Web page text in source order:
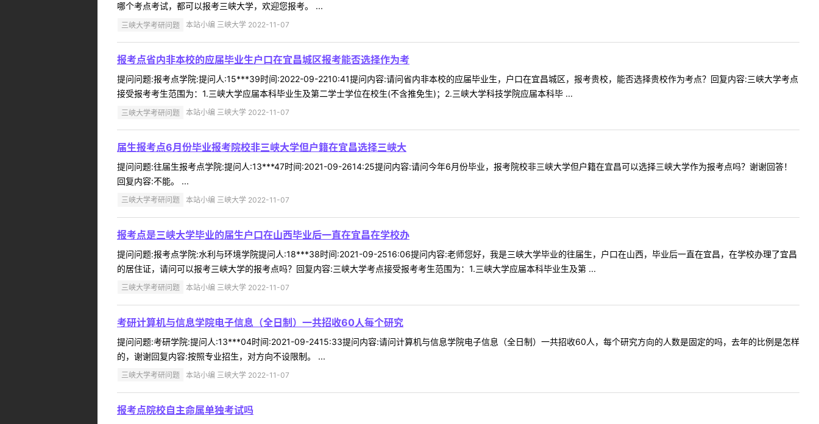
哪个考点考试，都可以报考三峡大学，欢迎您报考。 ...
三峡大学考研问题 本站小编 三峡大学 2022-11-07
报考点省内非本校的应届毕业生户口在宜昌城区报考能否选择作为考
提问问题:报考点学院:提问人:15***39时间:2022-09-2210:41提问内容:请问省内非本校的应届毕业生，户口在宜昌城区，报考贵校，能否选择贵校作为考点？回复内容:三峡大学考点
接受报考考生范围为：1.三峡大学应届本科毕业生及第二学士学位在校生(不含推免生)；2.三峡大学科技学院应届本科毕 ...
三峡大学考研问题 本站小编 三峡大学 2022-11-07
届生报考点6月份毕业报考院校非三峡大学但户籍在宜昌选择三峡大
提问问题:往届生报考点学院:提问人:13***47时间:2021-09-2614:25提问内容:请问今年6月份毕业，报考院校非三峡大学但户籍在宜昌可以选择三峡大学作为报考点吗？谢谢回答！
回复内容:不能。 ...
三峡大学考研问题 本站小编 三峡大学 2022-11-07
报考点是三峡大学毕业的届生户口在山西毕业后一直在宜昌在学校办
提问问题:报考点学院:水利与环境学院提问人:18***38时间:2021-09-2516:06提问内容:老师您好，我是三峡大学毕业的往届生，户口在山西，毕业后一直在宜昌，在学校办理了宜昌
的居住证，请问可以报考三峡大学的报考点吗？回复内容:三峡大学考点接受报考考生范围为：1.三峡大学应届本科毕业生及第 ...
三峡大学考研问题 本站小编 三峡大学 2022-11-07
考研计算机与信息学院电子信息（全日制）一共招收60人每个研究
提问问题:考研学院:提问人:13***04时间:2021-09-2415:33提问内容:请问计算机与信息学院电子信息（全日制）一共招收60人，每个研究方向的人数是固定的吗，去年的比例是怎样
的，谢谢回复内容:按照专业招生，对方向不设限制。 ...
三峡大学考研问题 本站小编 三峡大学 2022-11-07
报考点院校自主命属单独考试吗